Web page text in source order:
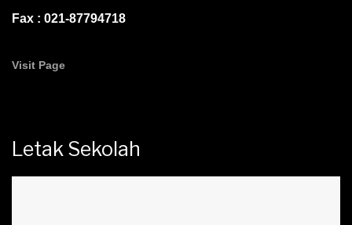
Fax : 021-87794718
Visit Page
Letak Sekolah